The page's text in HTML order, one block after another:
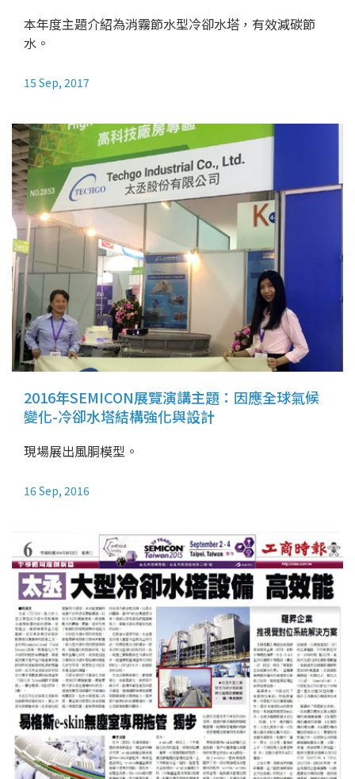
本年度主題介紹為消霧節水型冷卻水塔，有效減碳節
水。
15 Sep, 2017
2016年SEMICON展覽演講主題：因應全球氣候
變化-冷卻水塔結構強化與設計
現場展出風胴模型。
16 Sep, 2016